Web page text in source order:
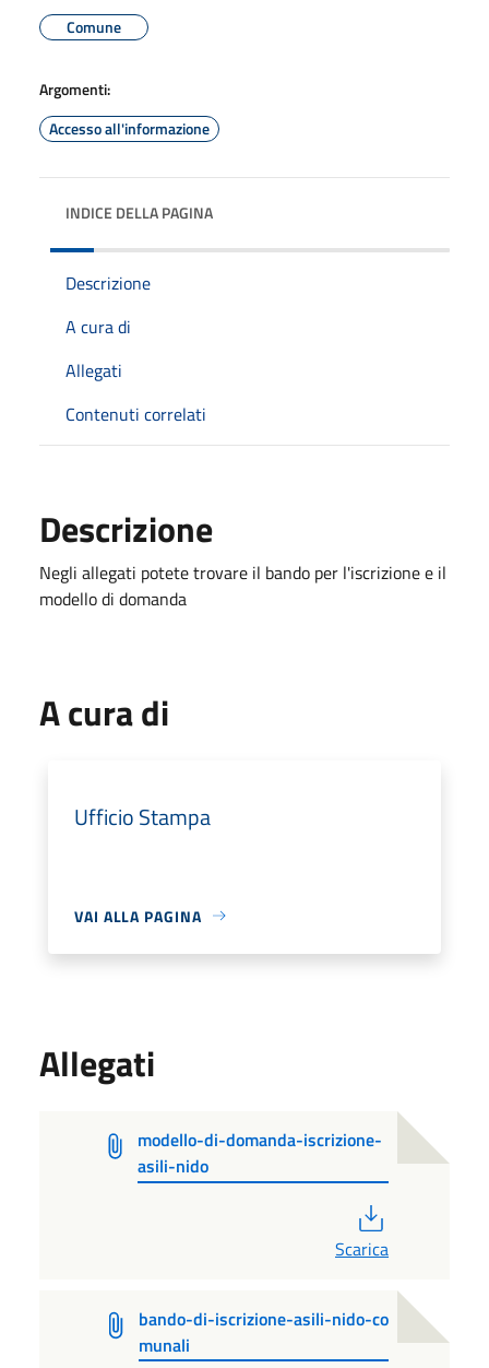
Comune
Argomenti:
Accesso all'informazione
INDICE DELLA PAGINA
Descrizione
A cura di
Allegati
Contenuti correlati
Descrizione
Negli allegati potete trovare il bando per l'iscrizione e il
modello di domanda
A cura di
Ufficio Stampa
VAI ALLA PAGINA
Allegati
modello-di-domanda-iscrizione-
asili-nido
Scarica
bando-di-iscrizione-asili-nido-co
munali